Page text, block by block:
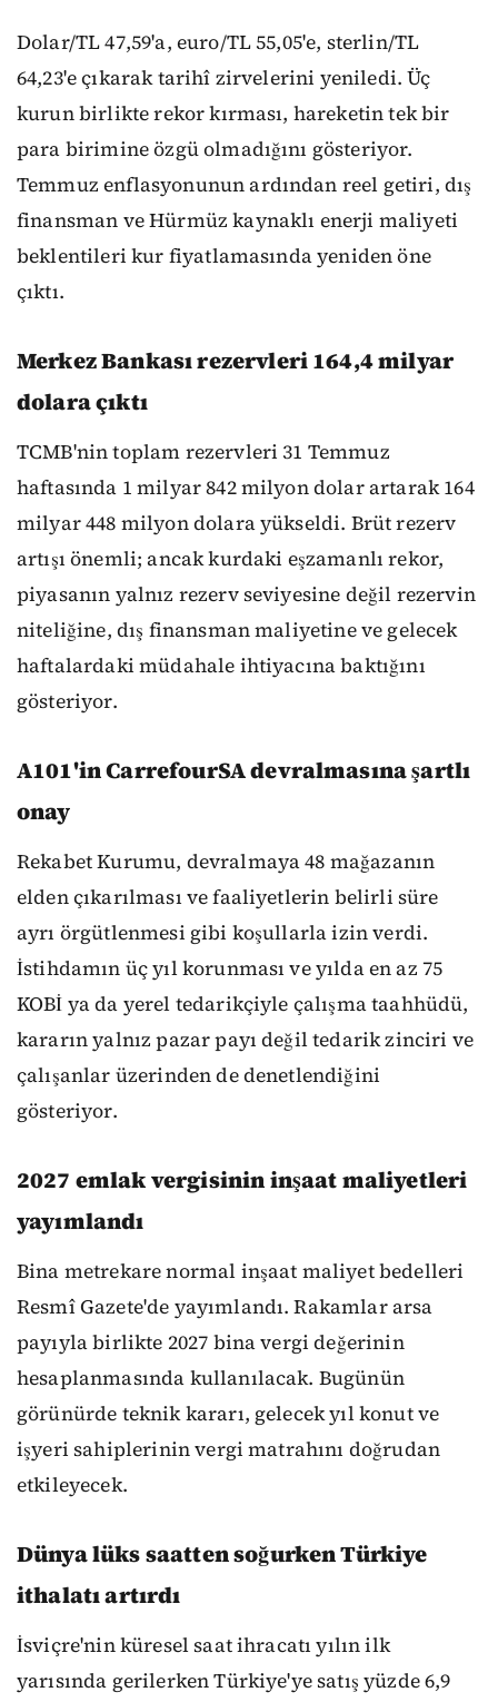
Dolar/TL 47,59'a, euro/TL 55,05'e, sterlin/TL
64,23'e çıkarak tarihî zirvelerini yeniledi. Üç
kurun birlikte rekor kırması, hareketin tek bir
para birimine özgü olmadığını gösteriyor.
Temmuz enflasyonunun ardından reel getiri, dış
finansman ve Hürmüz kaynaklı enerji maliyeti
beklentileri kur fiyatlamasında yeniden öne
çıktı.
Merkez Bankası rezervleri 164,4 milyar
dolara çıktı
TCMB'nin toplam rezervleri 31 Temmuz
haftasında 1 milyar 842 milyon dolar artarak 164
milyar 448 milyon dolara yükseldi. Brüt rezerv
artışı önemli; ancak kurdaki eşzamanlı rekor,
piyasanın yalnız rezerv seviyesine değil rezervin
niteliğine, dış finansman maliyetine ve gelecek
haftalardaki müdahale ihtiyacına baktığını
gösteriyor.
A101'in CarrefourSA devralmasına şartlı
onay
Rekabet Kurumu, devralmaya 48 mağazanın
elden çıkarılması ve faaliyetlerin belirli süre
ayrı örgütlenmesi gibi koşullarla izin verdi.
İstihdamın üç yıl korunması ve yılda en az 75
KOBİ ya da yerel tedarikçiyle çalışma taahhüdü,
kararın yalnız pazar payı değil tedarik zinciri ve
çalışanlar üzerinden de denetlendiğini
gösteriyor.
2027 emlak vergisinin inşaat maliyetleri
yayımlandı
Bina metrekare normal inşaat maliyet bedelleri
Resmî Gazete'de yayımlandı. Rakamlar arsa
payıyla birlikte 2027 bina vergi değerinin
hesaplanmasında kullanılacak. Bugünün
görünürde teknik kararı, gelecek yıl konut ve
işyeri sahiplerinin vergi matrahını doğrudan
etkileyecek.
Dünya lüks saatten soğurken Türkiye
ithalatı artırdı
İsviçre'nin küresel saat ihracatı yılın ilk
yarısında gerilerken Türkiye'ye satış yüzde 6,9